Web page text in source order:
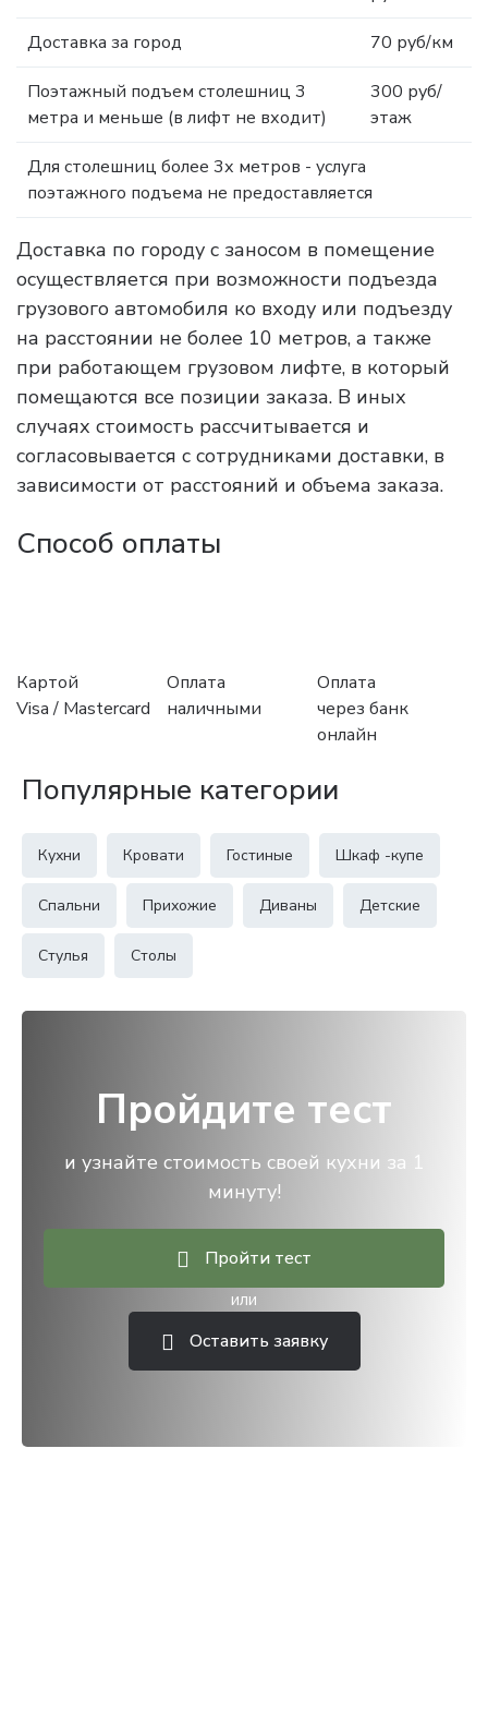
Доставка за город 70 руб/км
Поэтажный подъем столешниц 3
метра и меньше (в лифт не входит)
300 руб/
этаж
Для столешниц более 3х метров - услуга
поэтажного подъема не предоставляется
Доставка по городу с заносом в помещение
осуществляется при возможности подъезда
грузового автомобиля ко входу или подъезду
на расстоянии не более 10 метров, а также
при работающем грузовом лифте, в который
помещаются все позиции заказа. В иных
случаях стоимость рассчитывается и
согласовывается с сотрудниками доставки, в
зависимости от расстояний и объема заказа.
Способ оплаты
Картой
Visa / Mastercard
Оплата
наличными
Оплата
через банк
онлайн
Популярные категории
Кухни Кровати Гостиные Шкаф -купе
Спальни Прихожие Диваны Детские
Стулья Столы
Пройдите тест
и узнайте стоимость своей кухни за 1
минуту!
Пройти тест
или
Оставить заявку